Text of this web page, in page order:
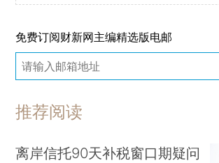
免费订阅财新网主编精选版电邮
推荐阅读
离岸信托90天补税窗口期疑问